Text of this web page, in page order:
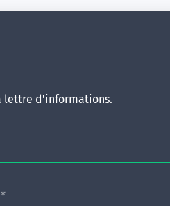
lettre d'informations.
* des compétences :